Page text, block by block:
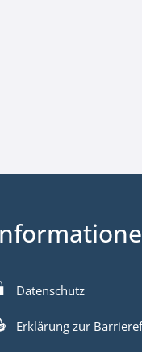
Datenschutz
Erklärung zur